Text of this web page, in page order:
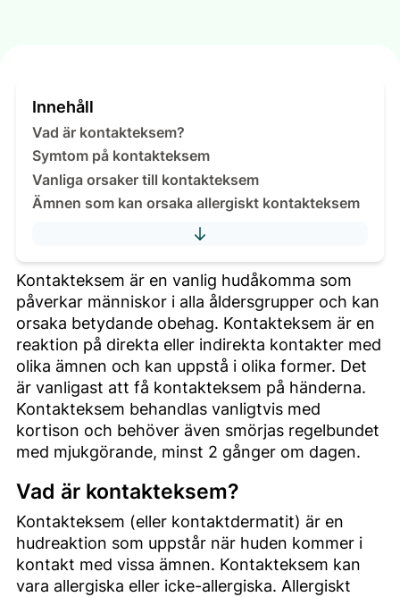
Innehåll
Vad är kontakteksem?
Symtom på kontakteksem
Vanliga orsaker till kontakteksem
Ämnen som kan orsaka allergiskt kontakteksem
Kontakteksem är en vanlig hudåkomma som
påverkar människor i alla åldersgrupper och kan
orsaka betydande obehag. Kontakteksem är en
reaktion på direkta eller indirekta kontakter med
olika ämnen och kan uppstå i olika former. Det
är vanligast att få kontakteksem på händerna.
Kontakteksem behandlas vanligtvis med
kortison och behöver även smörjas regelbundet
med mjukgörande, minst 2 gånger om dagen.
Vad är kontakteksem?
Kontakteksem (eller kontaktdermatit) är en
hudreaktion som uppstår när huden kommer i
kontakt med vissa ämnen. Kontakteksem kan
vara allergiska eller icke-allergiska. Allergiskt